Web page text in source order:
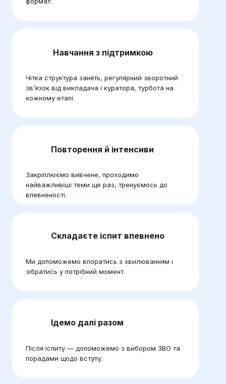
Після іспиту — допоможемо з вибором ЗВО та
порадами щодо вступу.
Ідемо далі разом
Ми допоможемо впоратись з хвилюванням і
зібратись у потрібний момент.
Складаєте іспит впевнено
Закріплюємо вивчене, проходимо
найважливіші теми ще раз, тренуємось до
впевненості.
Повторення й інтенсиви
Чітка структура занять, регулярний зворотний
зв’язок від викладача і куратора, турбота на
кожному етапі.
Навчання з підтримкою